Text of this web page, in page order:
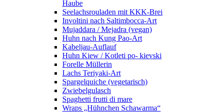
Haube
Seelachsrouladen mit KKK-Brei
Involtini nach Saltimbocca-Art
Mujaddara / Mejadra (vegan)
Huhn nach Kung Pao-Art
Kabeljau-Auflauf
Huhn Kiew / Kotleti po- kievski
Forelle Müllerin
Lachs Teriyaki-Art
Spargelquiche (vegetarisch)
Zwiebelgulasch
Spaghetti frutti di mare
Wraps „Hühnchen Schawarma“